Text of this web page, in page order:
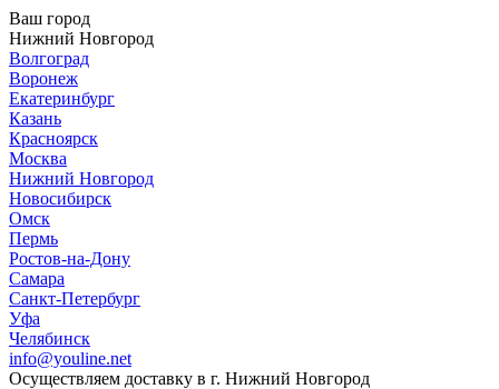
Ваш город
Нижний Новгород
Волгоград
Воронеж
Екатеринбург
Казань
Красноярск
Москва
Нижний Новгород
Новосибирск
Омск
Пермь
Ростов-на-Дону
Самара
Санкт-Петербург
Уфа
Челябинск
info@youline.net
Осуществляем доставку в г. Нижний Новгород